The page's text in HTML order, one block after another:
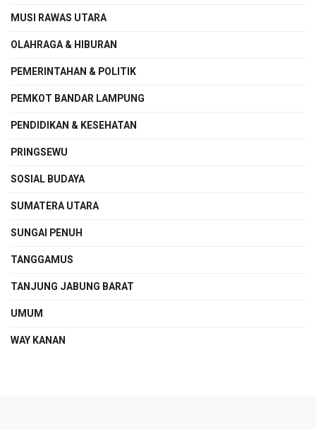
MUSI RAWAS UTARA
OLAHRAGA & HIBURAN
PEMERINTAHAN & POLITIK
PEMKOT BANDAR LAMPUNG
PENDIDIKAN & KESEHATAN
PRINGSEWU
SOSIAL BUDAYA
SUMATERA UTARA
SUNGAI PENUH
TANGGAMUS
TANJUNG JABUNG BARAT
UMUM
WAY KANAN